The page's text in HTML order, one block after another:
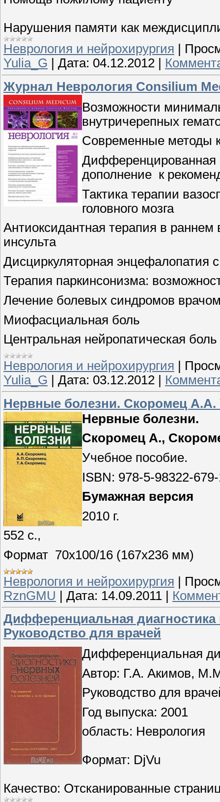
Нарушения памяти как
Неврология и нейрохирургия
Yulia_G
Дата: 04.12.2012
Журнал Неврология Consilium
Возможности
внутричерепных
Современные методы
Дифференцированная
дополнение к
Тактика терапии
головного мозга
Антиоксидантная терапия в
инсульта
Дисциркуляторная энцефалопатия
Терапия паркинсонизма:
Лечение болевых синдромов
Миофасциальная боль
Центральная нейропатическая боль
Неврология и нейрохирургия
Yulia_G
Дата: 03.12.2012
Нервные болезни. Скоромец А.А.
Нервные болезни.
Скоромец А.,
Учебное пособие.
ISBN: 978-5-98322-
Бумажная версия
2010 г.
552 с.,
Формат 70x100/16 (167x236 мм)
Неврология и нейрохирургия |
RznGMU | Дата: 14.09.2011 |
Дифференциальная
Руководство для врачей
Дифференциальная
Автор: Г.А. Акимов,
Руководство для
Год выпуска: 2001
область: Неврология
Формат: DjVu
Качество: Отсканированные